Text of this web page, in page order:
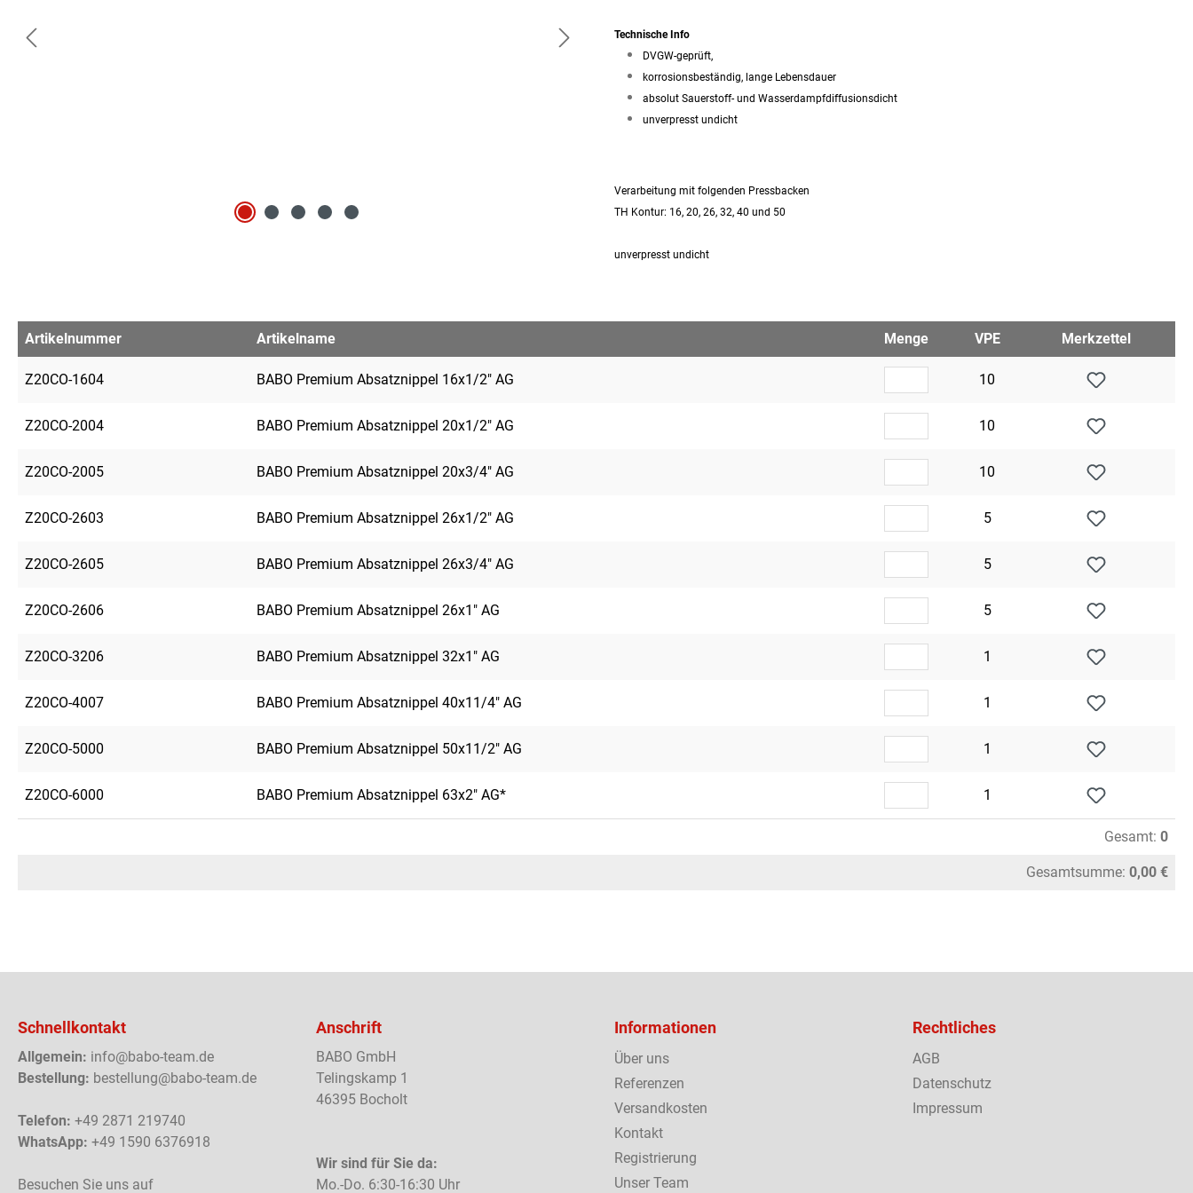
Technische Info
DVGW-geprüft,
korrosionsbeständig, lange Lebensdauer
absolut Sauerstoff- und Wasserdampfdiffusionsdicht
unverpresst undicht
Verarbeitung mit folgenden Pressbacken
TH Kontur: 16, 20, 26, 32, 40 und 50
unverpresst undicht
Artikelnummer Artikelname Menge VPE Merkzettel
Z20CO-1604 BABO Premium Absatznippel 16x1/2" AG 10
Z20CO-2004 BABO Premium Absatznippel 20x1/2" AG 10
Z20CO-2005 BABO Premium Absatznippel 20x3/4" AG 10
Z20CO-2603 BABO Premium Absatznippel 26x1/2" AG 5
Z20CO-2605 BABO Premium Absatznippel 26x3/4" AG 5
Z20CO-2606 BABO Premium Absatznippel 26x1" AG 5
Z20CO-3206 BABO Premium Absatznippel 32x1" AG 1
Z20CO-4007 BABO Premium Absatznippel 40x11/4" AG 1
Z20CO-5000 BABO Premium Absatznippel 50x11/2" AG 1
Z20CO-6000 BABO Premium Absatznippel 63x2" AG* 1
Gesamt: 0
Gesamtsumme: 0,00 €
Schnellkontakt
Allgemein: info@babo-team.de
Bestellung: bestellung@babo-team.de
Telefon: +49 2871 219740
WhatsApp: +49 1590 6376918
Besuchen Sie uns auf
Anschrift
BABO GmbH
Telingskamp 1
46395 Bocholt
Wir sind für Sie da:
Mo.-Do. 6:30-16:30 Uhr
Informationen
Über uns
Referenzen
Versandkosten
Kontakt
Registrierung
Unser Team
Rechtliches
AGB
Datenschutz
Impressum